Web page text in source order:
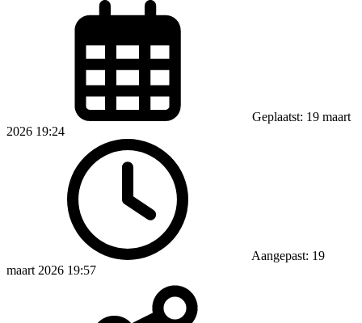
Geplaatst: 19 maart
2026 19:24
Aangepast: 19
maart 2026 19:57